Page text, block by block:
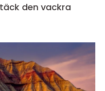
den vackra